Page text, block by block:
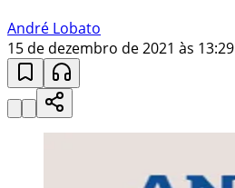
André Lobato
15 de dezembro de 2021 às 13:29